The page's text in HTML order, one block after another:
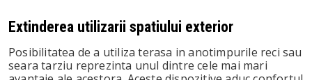
Extinderea utilizarii spatiului exterior
Posibilitatea de a utiliza terasa in anotimpurile reci sau
seara tarziu reprezinta unul dintre cele mai mari